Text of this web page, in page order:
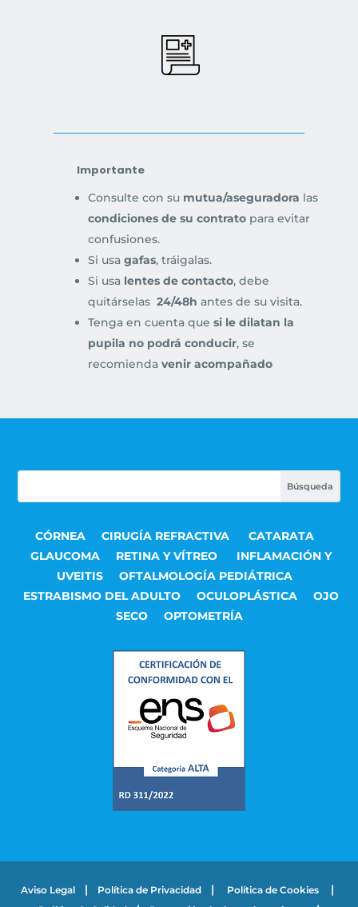
Importante
Consulte con sumutua/aseguradora las
condiciones de su contratopara evitar
confusiones.
Si usa gafas, tráigalas.
Si usa lentes de contacto, debe
quitárselas 24/48h antes de su visita.
Tenga en cuenta que si le dilatan la
pupila no podrá conducir, se
recomienda venir acompañado
CÓRNEA CIRUGÍA REFRACTIVA
CATARATA
GLAUCOMA
RETINA Y VÍTREO
INFLAMACIÓN Y
UVEITIS
OFTALMOLOGÍA PEDIÁTRICA
ESTRABISMO DEL ADULTO
OCULOPLÁSTICA
OJO
SECO
OPTOMETRÍA
Aviso Legal | Política de Privacidad | Política de Cookies |